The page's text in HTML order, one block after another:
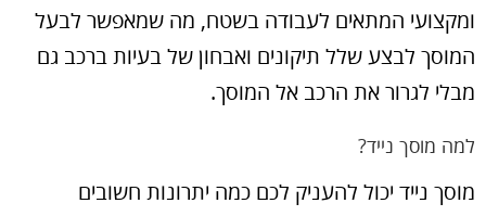
ומקצועי המתאים לעבודה בשטח, מה שמאפשר לבעל
המוסך לבצע שלל תיקונים ואבחון של בעיות ברכב גם
מבלי לגרור את הרכב אל המוסך.
למה מוסך נייד?
מוסך נייד יכול להעניק לכם כמה יתרונות חשובים